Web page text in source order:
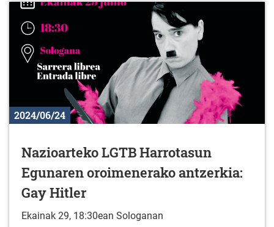
2024/06/24
Nazioarteko LGTB Harrotasun
Egunaren oroimenerako antzerkia:
Gay Hitler
Ekainak 29, 18:30ean Sologanan